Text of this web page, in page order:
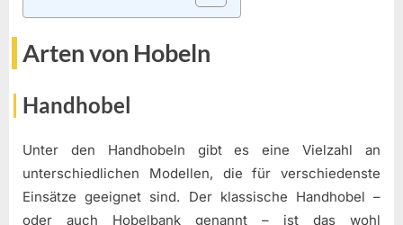
Arten von Hobeln
Handhobel
Unter den Handhobeln gibt es eine Vielzahl an
unterschiedlichen Modellen, die für verschiedenste
Einsätze geeignet sind. Der klassische Handhobel –
oder auch Hobelbank genannt – ist das wohl